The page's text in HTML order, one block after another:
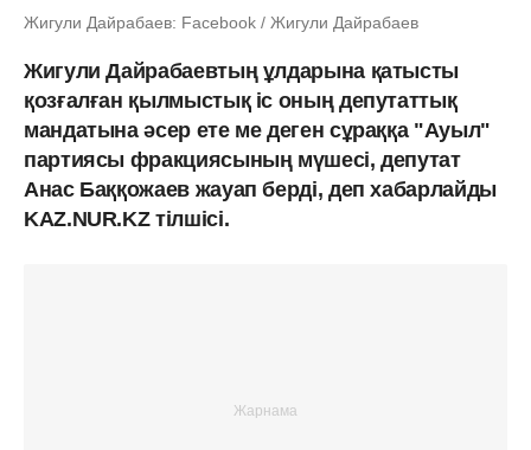
Жигули Дайрабаев: Facebook / Жигули Дайрабаев
Жигули Дайрабаевтың ұлдарына қатысты
қозғалған қылмыстық іс оның депутаттық
мандатына әсер ете ме деген сұраққа "Ауыл"
партиясы фракциясының мүшесі, депутат
Анас Баққожаев жауап берді, деп хабарлайды
KAZ.NUR.KZ тілшісі.